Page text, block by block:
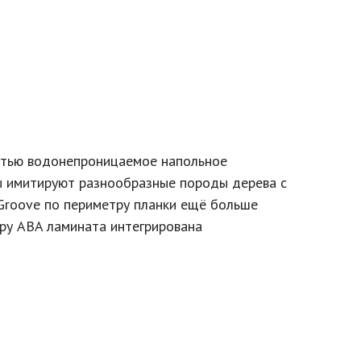
водонепроницаемое напольное
разнообразные породы дерева с
по периметру планки ещё больше
ABA ламината интегрирована